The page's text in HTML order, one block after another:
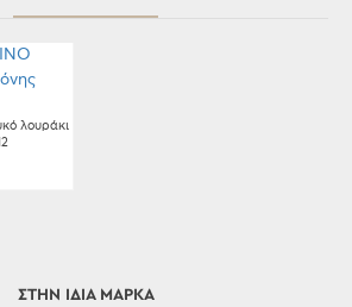
λουράκι
ΣΤΗΝ ΊΔΙΑ ΜΆΡΚΑ